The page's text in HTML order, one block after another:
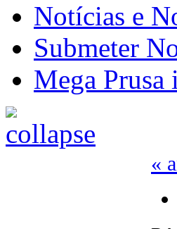
Notícias e
Submeter
Mega Prusa
«